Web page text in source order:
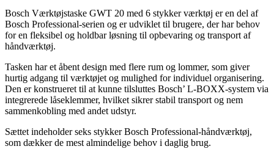
Bosch Værktøjstaske GWT 20 med 6 stykker værktøj er en del af
Bosch Professional-serien og er udviklet til brugere, der har behov
for en fleksibel og holdbar løsning til opbevaring og transport af
håndværktøj.
Tasken har et åbent design med flere rum og lommer, som giver
hurtig adgang til værktøjet og mulighed for individuel organisering.
Den er konstrueret til at kunne tilsluttes Bosch’ L-BOXX-system via
integrerede låseklemmer, hvilket sikrer stabil transport og nem
sammenkobling med andet udstyr.
Sættet indeholder seks stykker Bosch Professional-håndværktøj,
som dækker de mest almindelige behov i daglig brug.